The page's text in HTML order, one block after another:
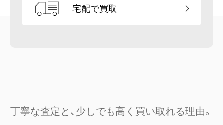
宅配で買取
丁寧な査定と、少しでも高く買い取れる理由。